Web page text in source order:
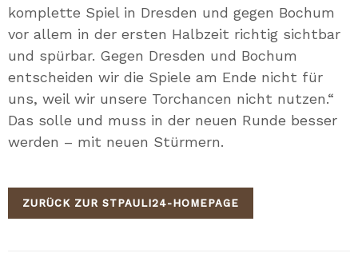
komplette Spiel in Dresden und gegen Bochum
vor allem in der ersten Halbzeit richtig sichtbar
und spürbar. Gegen Dresden und Bochum
entscheiden wir die Spiele am Ende nicht für
uns, weil wir unsere Torchancen nicht nutzen.“
Das solle und muss in der neuen Runde besser
werden – mit neuen Stürmern.
ZURÜCK ZUR STPAULI24-HOMEPAGE